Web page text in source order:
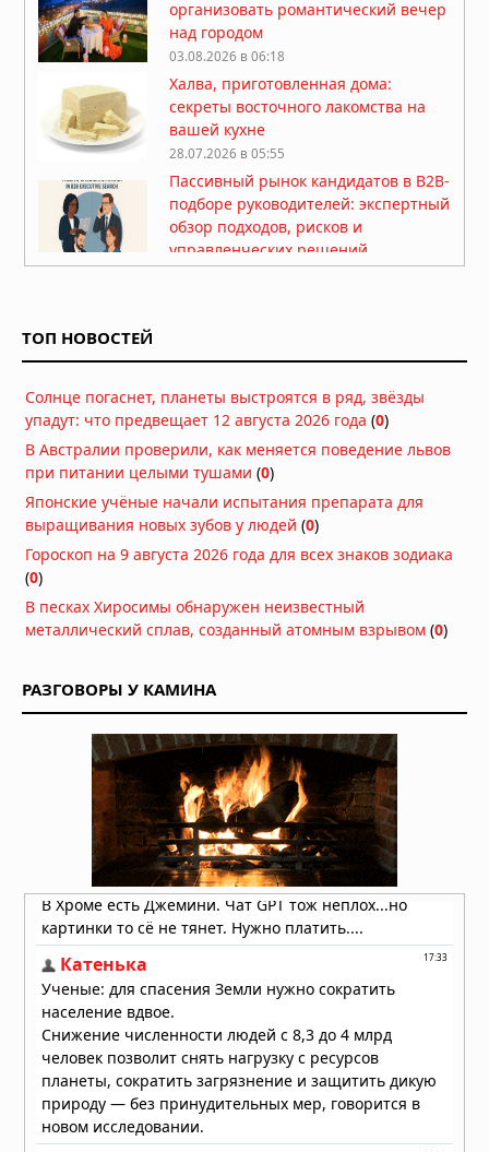
организовать романтический вечер
над городом
03.08.2026 в 06:18
Халва, приготовленная дома:
секреты восточного лакомства на
вашей кухне
28.07.2026 в 05:55
Пассивный рынок кандидатов в B2B-
подборе руководителей: экспертный
обзор подходов, рисков и
управленческих решений
Самые популярные цветы для
подарка и их особенности
16.07.2026 в 05:30
День рождения в лофте: как
выбрать пространство и
организовать незабываемый
праздник
25 лучших купальников 2026:
рейтинг топовых брендов и
купальников
«Люцифер»: почему Дьявол стал
самым любимым героем
современного ТВ
02.07.2026 в 05:52
«Во все тяжкие»: как учитель химии
стал символом американской
трагедии
20.06.2026 в 05:57
Мужская одежда: от классики до
уличного стиля — как найти свой
18.06.2026 в 06:19
ТОП НОВОСТЕЙ
Солнце погаснет, планеты выстроятся в ряд, звёзды
упадут: что предвещает 12 августа 2026 года (0)
В Австралии проверили, как меняется поведение львов
при питании целыми тушами (0)
Японские учёные начали испытания препарата для
выращивания новых зубов у людей (0)
Гороскоп на 9 августа 2026 года для всех знаков зодиака
(0)
В песках Хиросимы обнаружен неизвестный
металлический сплав, созданный атомным взрывом (0)
РАЗГОВОРЫ У КАМИНА